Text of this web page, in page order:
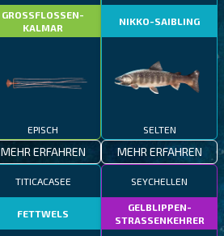
GROSSFLOSSEN-
KALMAR
EPISCH
MEHR ERFAHREN
NIKKO-SAIBLING
SELTEN
MEHR ERFAHREN
TITICACASEE
FETTWELS
SEYCHELLEN
GELBLIPPEN-
STRASSENKEHRER